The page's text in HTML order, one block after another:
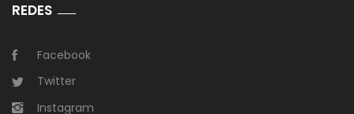
REDES
Facebook
Twitter
Instagram